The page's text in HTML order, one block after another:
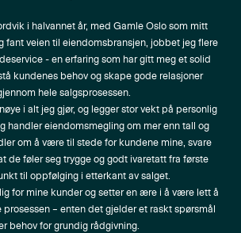
i halvannet år, med Gamle Oslo som mitt
fant veien til eiendomsbransjen, jobbet jeg flere
- en erfaring som har gitt meg et solid
kundenes behov og skape gode relasjoner
hele salgsprosessen.
i alt jeg gjør, og legger stor vekt på personlig
handler eiendomsmegling om mer enn tall og
om å være til stede for kundene mine, svare
de føler seg trygge og godt ivaretatt fra første
til oppfølging i etterkant av salget.
for mine kunder og setter en ære i å være lett å
– enten det gjelder et raskt spørsmål
behov for grundig rådgivning.